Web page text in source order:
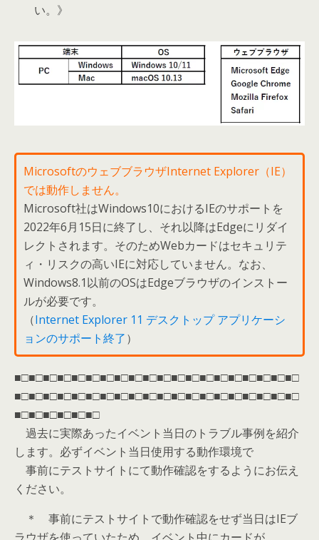
い。》
MicrosoftのウェブブラウザInternet Explorer（IE）
では動作しません。
Microsoft社はWindows10におけるIEのサポートを
2022年6月15日に終了し、それ以降はEdgeにリダイ
レクトされます。そのためWebカードはセキュリテ
ィ・リスクの高いIEに対応していません。なお、
Windows8.1以前のOSはEdgeブラウザのインストー
ルが必要です。
（Internet Explorer 11 デスクトップ アプリケーシ
ョンのサポート終了）
■□■□■□■□■□■□■□■□■□■□■□■□■□■□■□■□■□■□■□■□
■□■□■□■□■□■□■□■□■□■□■□■□■□■□■□■□■□■□■□■□
■□■□■□■□■□■□
過去に実際あったイベント当日のトラブル事例を紹介
します。必ずイベント当日使用する動作環境で
事前にテストサイトにて動作確認をするようにお伝え
ください。
＊ 事前にテストサイトで動作確認をせず当日はIEブ